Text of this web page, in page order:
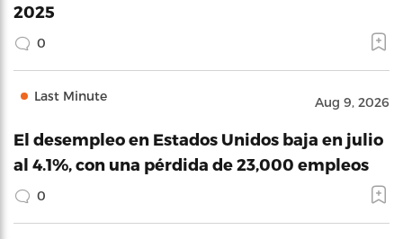
2025
0
Last Minute Aug 9, 2026
El desempleo en Estados Unidos baja en julio
al 4.1%, con una pérdida de 23,000 empleos
0